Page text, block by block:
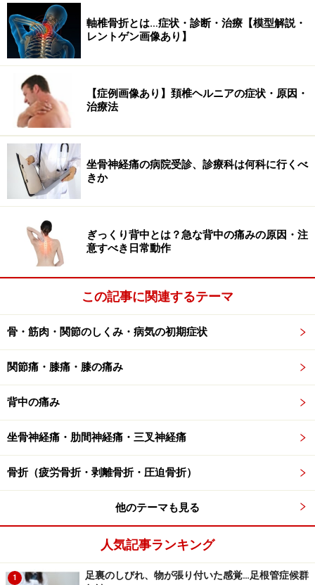
日常生活の中でも、なるべく呼吸による胸郭の動きを意
識しながらストレッチを行うようにしましょう。気持ち
が良くできるストレッチなので、デスクワークの合間に
することで、リフレッシュ効果も期待できます。
1. 体の前で両手を組み、輪をつくります。
2. 肩甲骨の間を開くように前方へ伸ばして静止。深呼吸
3. 先ほどより上の位置に輪をつくります。
くり2回しましょう。
5. 頭上で手を組み輪をつくります。
6. 手を天井方向へ伸ばしていき、静止して深呼吸をゆっ
くり2回行いましょう。
普段は意識をしなければ、なかなか深く呼吸をする機会
吸をすることで、胸郭の動きやそれに伴う筋肉の張りか
ら、その日の背中の筋肉の緊張度合いを知ることも、コ
軸椎骨折とは…症状・診断・治療【模型解説・
レントゲン画像あり】
【症例画像あり】頚椎ヘルニアの症状・原因・
治療法
坐骨神経痛の病院受診、診療科は何科に行くべ
きか
ぎっくり背中とは？急な背中の痛みの原因・注
意すべき日常動作
この記事に関連するテーマ
骨・筋肉・関節のしくみ・病気の初期症状
関節痛・膝痛・膝の痛み
背中の痛み
坐骨神経痛・肋間神経痛・三叉神経痛
骨折（疲労骨折・剥離骨折・圧迫骨折）
他のテーマも見る
人気記事ランキング
1
足裏のしびれ、物が張り付いた感覚…足根管症候群